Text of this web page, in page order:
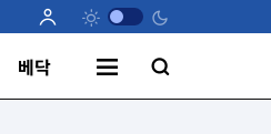
베닥